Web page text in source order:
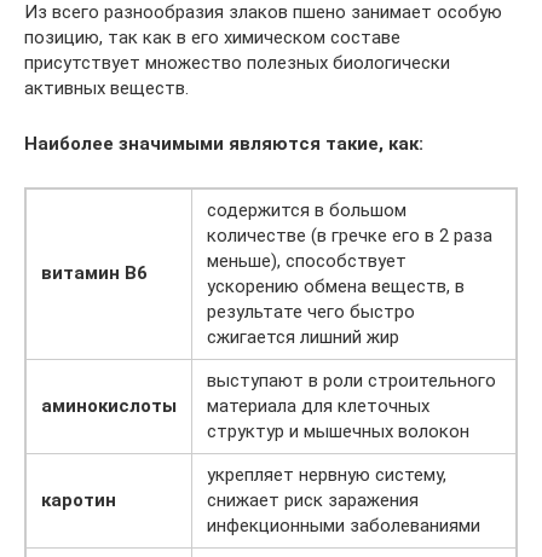
Из всего разнообразия злаков пшено занимает особую
позицию, так как в его химическом составе
присутствует множество полезных биологически
активных веществ.
Наиболее значимыми являются такие, как:
витамин В6
содержится в большом
количестве (в гречке его в 2 раза
меньше), способствует
ускорению обмена веществ, в
результате чего быстро
сжигается лишний жир
аминокислоты
выступают в роли строительного
материала для клеточных
структур и мышечных волокон
каротин
укрепляет нервную систему,
снижает риск заражения
инфекционными заболеваниями